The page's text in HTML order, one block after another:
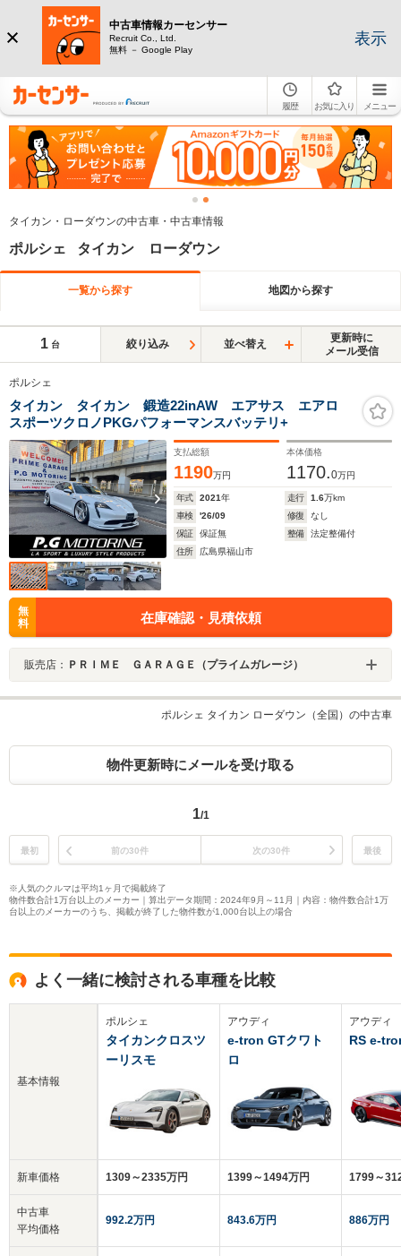
中古車情報カーセンサー
Recruit Co., Ltd.
無料 － Google Play
表示
履歴 お気に入り メニュー
タイカン・ローダウンの中古車・中古車情報
ポルシェ タイカン ローダウン
一覧から探す 地図から探す
1 台 絞り込み 並べ替え
更新時に
メール受信
ポルシェ
タイカン タイカン 鍛造22inAW エアサス エアロ
スポーツクロノPKGパフォーマンスバッテリ+
支払総額
1190万円
本体価格
1170.0万円
年式 2021年 走行 1.6万km
車検
'26/09 修復
なし
保証
保証無 整備
法定整備付
住所
広島県福山市
無
料
在庫確認・見積依頼
販売店： ＰＲＩＭＥ ＧＡＲＡＧＥ（プライムガレージ）
ポルシェ タイカン ローダウン（全国）の中古車
物件更新時にメールを受け取る
1/1
最初 前の30件 次の30件 最後
※人気のクルマは平均1ヶ月で掲載終了
物件数合計1万台以上のメーカー｜算出データ期間：2024年9月～11月｜内容：物件数合計1万
台以上のメーカーのうち、掲載が終了した物件数が1,000台以上の場合
よく一緒に検討される車種を比較
基本情報
新車価格
中古車
平均価格
ポルシェ
タイカンクロスツ
ーリスモ
1309～2335万円
992.2万円
アウディ
e-tron GTクワト
ロ
1399～1494万円
843.6万円
アウディ
RS e-
1799～
886万円